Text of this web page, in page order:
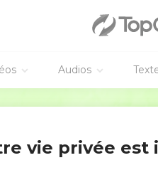
Audios
DE
vie privée